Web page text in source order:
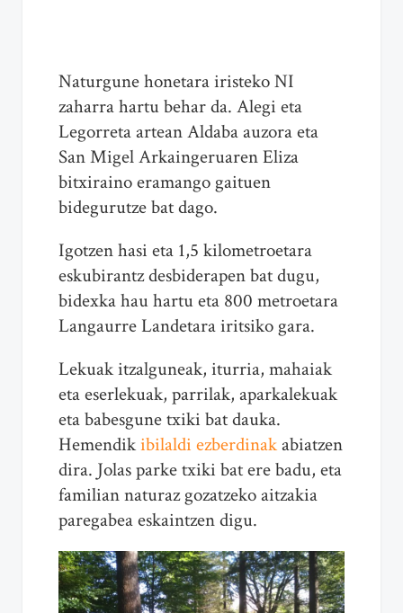
Naturgune honetara iristeko NI
zaharra hartu behar da. Alegi eta
Legorreta artean Aldaba auzora eta
San Migel Arkaingeruaren Eliza
bitxiraino eramango gaituen
bidegurutze bat dago.
Igotzen hasi eta 1,5 kilometroetara
eskubirantz desbiderapen bat dugu,
bidexka hau hartu eta 800 metroetara
Langaurre Landetara iritsiko gara.
Lekuak itzalguneak, iturria, mahaiak
eta eserlekuak, parrilak, aparkalekuak
eta babesgune txiki bat dauka.
Hemendikibilaldi ezberdinakabiatzen
dira. Jolas parke txiki bat ere badu, eta
familian naturaz gozatzeko aitzakia
paregabea eskaintzen digu.